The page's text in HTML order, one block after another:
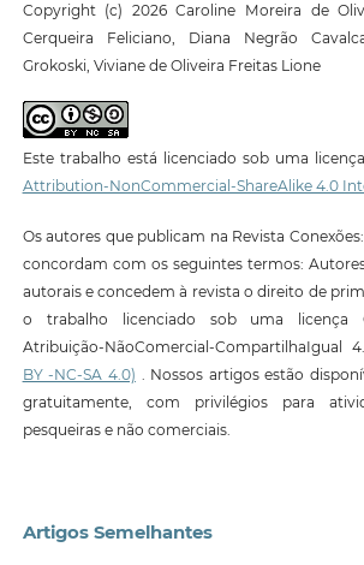
Copyright (c) 2026 Caroline Moreira de
Cerqueira Feliciano, Diana Negrão
Grokoski, Viviane de Oliveira Freitas Lione
Este trabalho está licenciado sob uma
Attribution-NonCommercial-ShareAlike 4.0
Os autores que publicam na Revista
concordam com os seguintes termos:
autorais e concedem à revista o direito de
o trabalho licenciado sob uma licença
Atribuição-NãoComercial-CompartilhaIgual
BY -NC-SA 4.0) . Nossos artigos estão
gratuitamente, com privilégios para
pesqueiras e não comerciais.
Artigos Semelhantes